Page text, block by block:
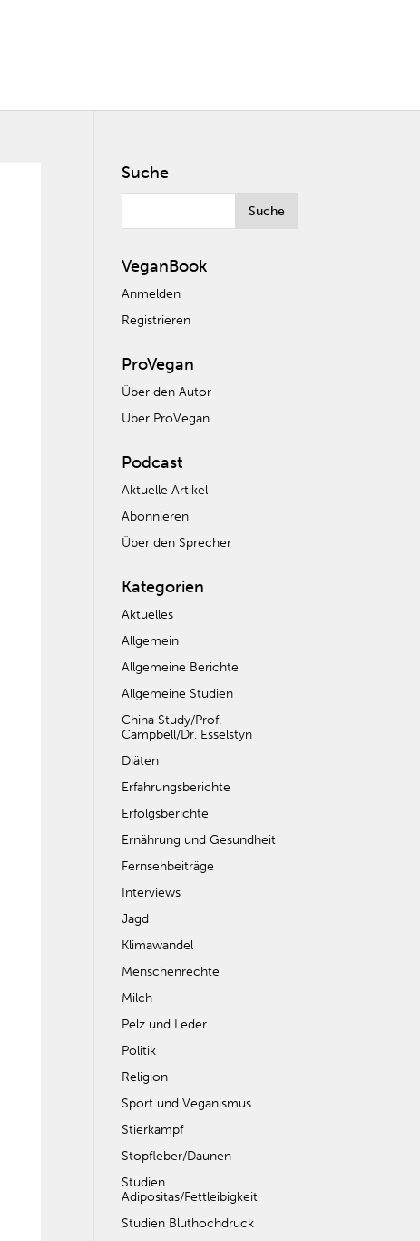
Suche
VeganBook
Anmelden
Registrieren
ProVegan
Über den Autor
Über ProVegan
Podcast
Aktuelle Artikel
Abonnieren
Über den Sprecher
Kategorien
Aktuelles
Allgemein
Allgemeine Berichte
Allgemeine Studien
China Study/Prof.
Campbell/Dr. Esselstyn
Diäten
Erfahrungsberichte
Erfolgsberichte
Ernährung und Gesundheit
Fernsehbeiträge
Interviews
Jagd
Klimawandel
Menschenrechte
Milch
Pelz und Leder
Politik
Religion
Sport und Veganismus
Stierkampf
Stopfleber/Daunen
Studien
Adipositas/Fettleibigkeit
Studien Bluthochdruck